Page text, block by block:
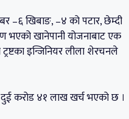
–६ खिबाङ, –४ को पटार, छेम्दी
भएको खानेपानी योजनाबाट एक
इन्जिनियर लीला शेरचनले
करोड ४१ लाख खर्च भएको छ ।